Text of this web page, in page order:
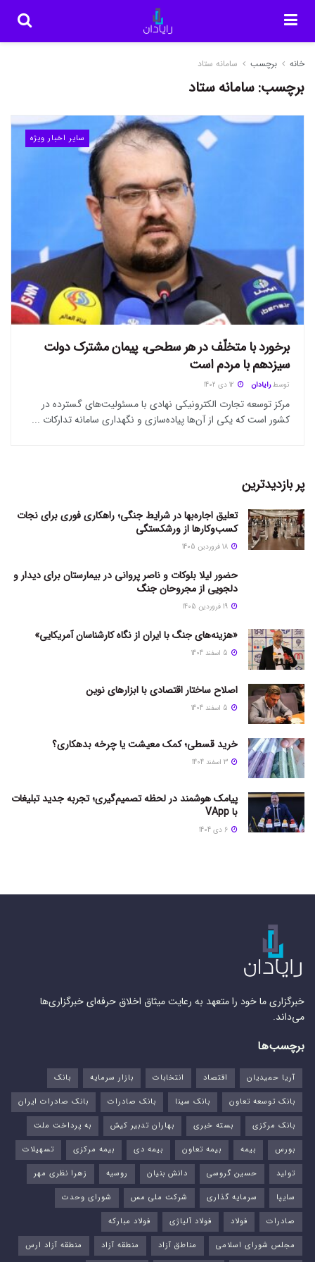
خانه برچسب سامانه ستاد
برچسب:سامانه ستاد
سایر اخبار ویژه
برخورد با متخلّف در هر سطحی، پیمان مشترک دولت
سیزدهم با مردم است
توسط رایادان
مرکز توسعه تجارت الکترونیکی نهادی با مسئولیت‌های گسترده در
کشور است که یکی از آن‌‌ها پیاده‌سازی و نگهداری سامانه تدارکات ...
پر بازدیدترین
تعلیق اجاره‌بها در شرایط جنگی؛ راهکاری فوری برای نجات
کسب‌وکارها از ورشکستگی
حضور لیلا بلوکات و ناصر پروانی در بیمارستان برای دیدار و
دلجویی از مجروحان جنگ
«هزینه‌های جنگ با ایران از نگاه کارشناسان آمریکایی»
اصلاح ساختار اقتصادی با ابزارهای نوین
خرید قسطی؛ کمک معیشت یا چرخه بدهکاری؟
پیامک هوشمند در لحظه تصمیم‌گیری؛ تجربه جدید تبلیغات
با VApp
خبرگزاری ما خود را متعهد به رعایت میثاق اخلاق حرفه‌ای خبرگزاری‌ها
می‌داند.
برچسب‌ها
آریا حمیدیان اقتصاد انتخابات بازار سرمایه
بانک
بانک توسعه تعاون
بانک سینا بانک صادرات
بانک صادرات ایران
بانک مرکزی
بسته خبری بهاران تدبیر کیش
به پرداخت ملت
بورس‌
بیمه بیمه تعاون بیمه دی بیمه مرکزی
تسهیلات
تولید
حسین گروسی دانش بنیان روسیه
زهرا نظری مهر
سایپا
سرمایه گذاری شرکت ملی مس
شورای وحدت
صادرات
فولاد فولاد آلیاژی
فولاد مبارکه
مجلس شورای اسلامی
مناطق آزاد منطقه آزاد منطقه آزاد ارس